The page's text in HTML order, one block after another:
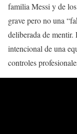
familia Messi y de
grave pero no una
deliberada de mentir.
intencional de una
controles